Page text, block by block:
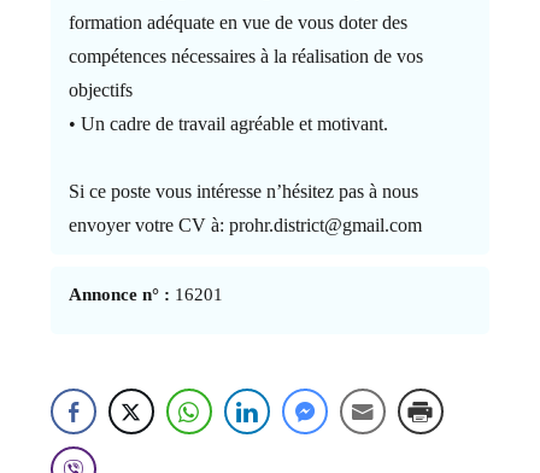
formation adéquate en vue de vous doter des
compétences nécessaires à la réalisation de vos
objectifs
• Un cadre de travail agréable et motivant.
Si ce poste vous intéresse n’hésitez pas à nous
envoyer votre CV à: prohr.district@gmail.com
Annonce n° : 16201